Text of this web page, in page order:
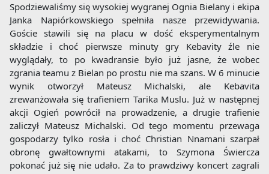
Spodziewaliśmy się wysokiej wygranej Ognia Bielany i ekipa
Janka Napiórkowskiego spełniła nasze przewidywania.
Goście stawili się na placu w dość eksperymentalnym
składzie i choć pierwsze minuty gry Kebavity źle nie
wyglądały, to po kwadransie było już jasne, że wobec
zgrania teamu z Bielan po prostu nie ma szans. W 6 minucie
wynik otworzył Mateusz Michalski, ale Kebavita
zrewanżowała się trafieniem Tarika Muslu. Już w następnej
akcji Ogień powrócił na prowadzenie, a drugie trafienie
zaliczył Mateusz Michalski. Od tego momentu przewaga
gospodarzy tylko rosła i choć Christian Nnamani szarpał
obronę gwałtownymi atakami, to Szymona Świercza
pokonać już się nie udało. Za to prawdziwy koncert zagrali